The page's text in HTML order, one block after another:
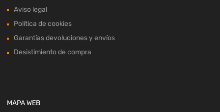
Aviso legal
Política de cookies
Garantías devoluciones y envíos
Desistimiento de compra
MAPA WEB